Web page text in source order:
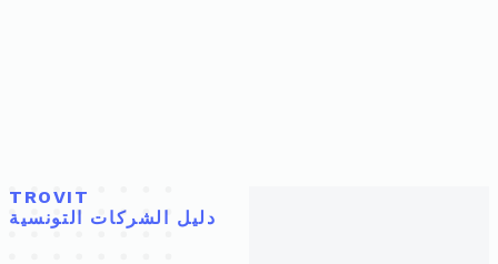
TROVIT
دليل الشركات التونسية